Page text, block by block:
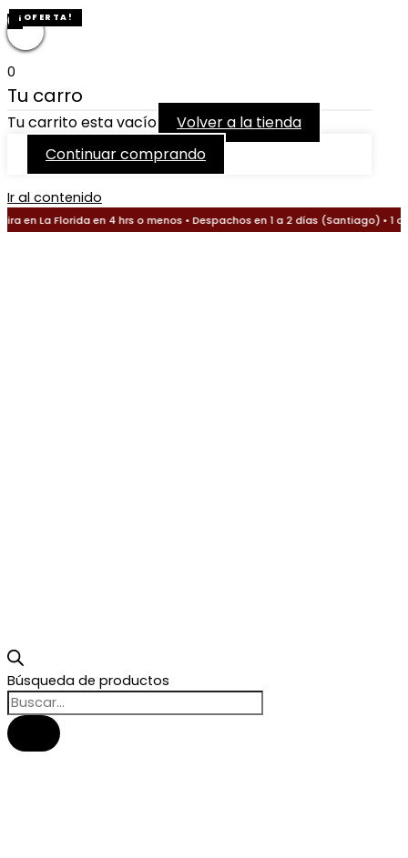
0
0
Tu carro
Tu carrito esta vacío
Volver a la tienda
Continuar comprando
Ir al contenido
en La Florida en 4 hrs o menos • Despachos en 1 a 2 días (Santiago) • 1
Búsqueda de productos
¡OFERTA!